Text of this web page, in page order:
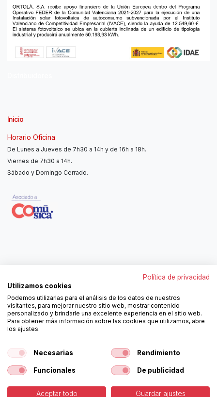
Inicio
Horario Oficina
De Lunes a Jueves de 7h30 a 14h y de 16h a 18h.
Viernes de 7h30 a 14h.
Sábado y Domingo Cerrado.
962250313
ortola@ortola-sa.es
Av. d'Albaida, s/n
46840 La Pobla del Duc (Valencia)
¡Síguenos!
Política de privacidad
Utilizamos cookies
Podemos utilizarlas para el análisis de los datos de nuestros
visitantes, para mejorar nuestro sitio web, mostrar contenido
personalizado y brindarle una excelente experiencia en el sitio web.
Para obtener más información sobre las cookies que utilizamos, abre
los ajustes.
Necesarias Rendimiento
Funcionales De publicidad
Aceptar todo Guardar ajustes